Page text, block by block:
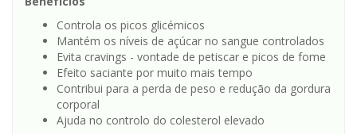
Controla os picos glicémicos
Mantém os níveis de açúcar no sangue controlados
Evita cravings - vontade de petiscar e picos de fome
Efeito saciante por muito mais tempo
Contribui para a perda de peso e redução da gordura
corporal
Ajuda no controlo do colesterol elevado